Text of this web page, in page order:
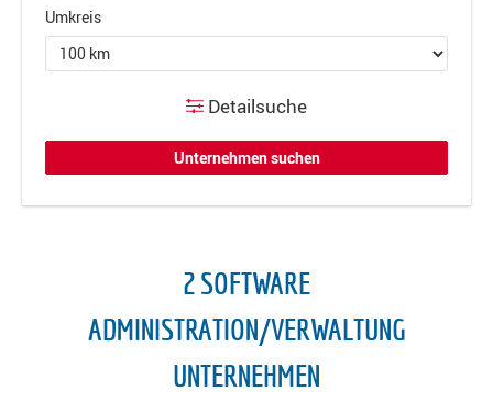
Umkreis
Detailsuche
2 SOFTWARE
ADMINISTRATION/VERWALTUNG
UNTERNEHMEN